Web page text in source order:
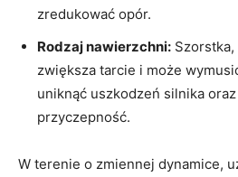
zredukować opór.
Rodzaj nawierzchni:
zwiększa tarcie i może
uniknąć uszkodzeń silnika
przyczepność.
W terenie o zmiennej dynamice,